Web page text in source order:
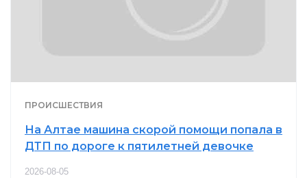
ПРОИСШЕСТВИЯ
На Алтае машина скорой помощи попала в
ДТП по дороге к пятилетней девочке
2026-08-05